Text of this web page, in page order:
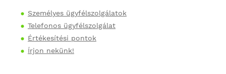
Személyes ügyfélszolgálatok
Telefonos ügyfélszolgálat
Értékesítési pontok
Írjon nekünk!